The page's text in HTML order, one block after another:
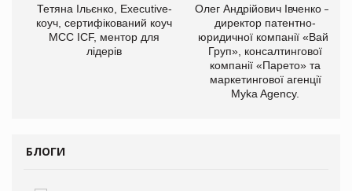
Тетяна Ільєнко, Executive-
коуч, сертифікований коуч
МСС ICF, ментор для
лідерів
Олег Андрійович Івченко —
директор патентно-
юридичної компанії «Вайз
Груп», консалтингової
компанії «Парето» та
маркетингової агенції
Myka Agency.
БЛОГИ